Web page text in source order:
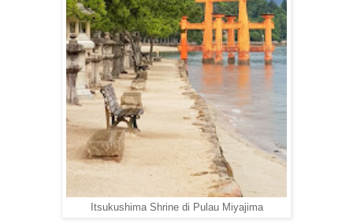
Itsukushima Shrine di Pulau Miyajima